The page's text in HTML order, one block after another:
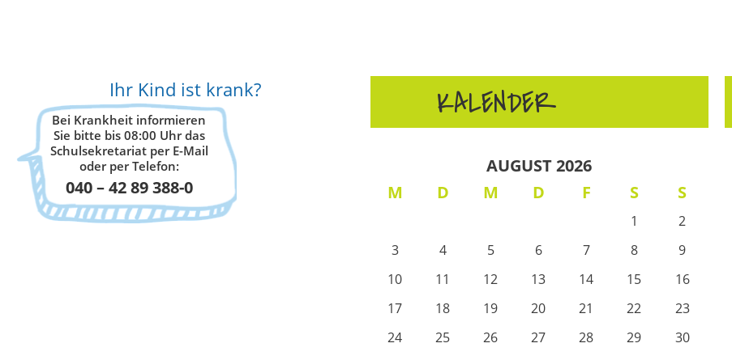
Ihr Kind ist krank?
Bei Krankheit informieren
Sie bitte bis 08:00 Uhr das
Schulsekretariat per E-Mail
oder per Telefon:
040 – 42 89 388-0
KALENDER
AUGUST 2026
M
D M D F S S
1
2
3
4 5 6 7 8
9
10
11 12 13 14 15
16
17
18 19 20 21 22
23
24
25 26 27 28 29
30